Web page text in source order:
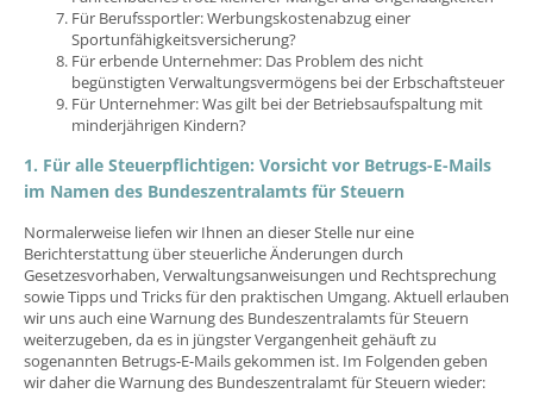
Für Berufssportler: Werbungskostenabzug einer
Sportunfähigkeitsversicherung?
Für erbende Unternehmer: Das Problem des nicht
begünstigten Verwaltungsvermögens bei der Erbschaftsteuer
Für Unternehmer: Was gilt bei der Betriebsaufspaltung mit
minderjährigen Kindern?
1. Für alle Steuerpflichtigen: Vorsicht vor Betrugs-E-Mails
im Namen des Bundeszentralamts für Steuern
Normalerweise liefen wir Ihnen an dieser Stelle nur eine
Berichterstattung über steuerliche Änderungen durch
Gesetzesvorhaben, Verwaltungsanweisungen und Rechtsprechung
sowie Tipps und Tricks für den praktischen Umgang. Aktuell erlauben
wir uns auch eine Warnung des Bundeszentralamts für Steuern
weiterzugeben, da es in jüngster Vergangenheit gehäuft zu
sogenannten Betrugs-E-Mails gekommen ist. Im Folgenden geben
wir daher die Warnung des Bundeszentralamt für Steuern wieder: